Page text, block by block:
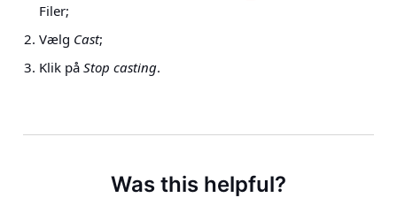
Filer;
Vælg Cast;
Klik på Stop casting.
Was this helpful?